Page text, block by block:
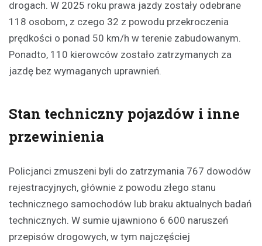
drogach. W 2025 roku prawa jazdy zostały odebrane
118 osobom, z czego 32 z powodu przekroczenia
prędkości o ponad 50 km/h w terenie zabudowanym.
Ponadto, 110 kierowców zostało zatrzymanych za
jazdę bez wymaganych uprawnień.
Stan techniczny pojazdów i inne
przewinienia
Policjanci zmuszeni byli do zatrzymania 767 dowodów
rejestracyjnych, głównie z powodu złego stanu
technicznego samochodów lub braku aktualnych badań
technicznych. W sumie ujawniono 6 600 naruszeń
przepisów drogowych, w tym najczęściej